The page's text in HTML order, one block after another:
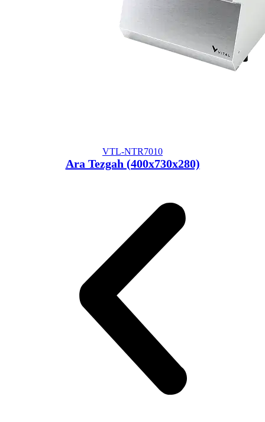
VTL-NTR7010
Ara Tezgah (400x730x280)